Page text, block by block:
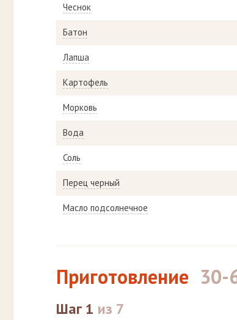
Чеснок
Батон
Лапша
Картофель
Морковь
Вода
Соль
Перец черный
Масло подсолнечное
Приготовление 30-
Шаг 1 из 7